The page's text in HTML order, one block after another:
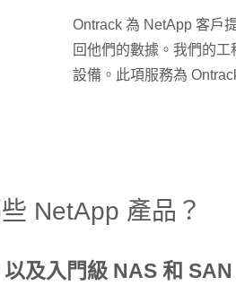
Ontrack 為 NetApp 客戶
回他們的數據。我們的
設備。此項服務為
NetApp 產品？
及入門級 NAS 和 SAN